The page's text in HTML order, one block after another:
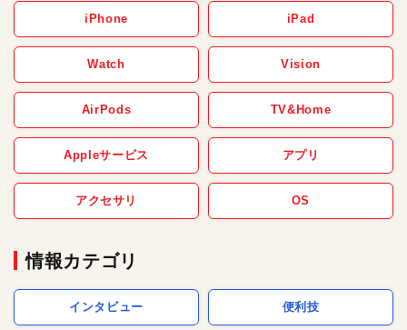
iPhone iPad
Watch Vision
AirPods TV&Home
Appleサービス アプリ
アクセサリ OS
情報カテゴリ
インタビュー 便利技